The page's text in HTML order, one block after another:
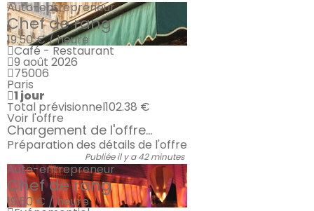
Auto-entrepreneur
Chef de rang
19.50 € / heure
Café - Restaurant
9 août 2026
75006
Paris
1 jour
Total prévisionnel102.38 €
Voir l'offre
Chargement de l'offre...
Préparation des détails de l'offre
Publiée il y a 42 minutes
Auto-entrepreneur
Chef de rang
19.50 € / heure